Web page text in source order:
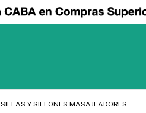
SILLAS Y SILLONES MASAJEADORES